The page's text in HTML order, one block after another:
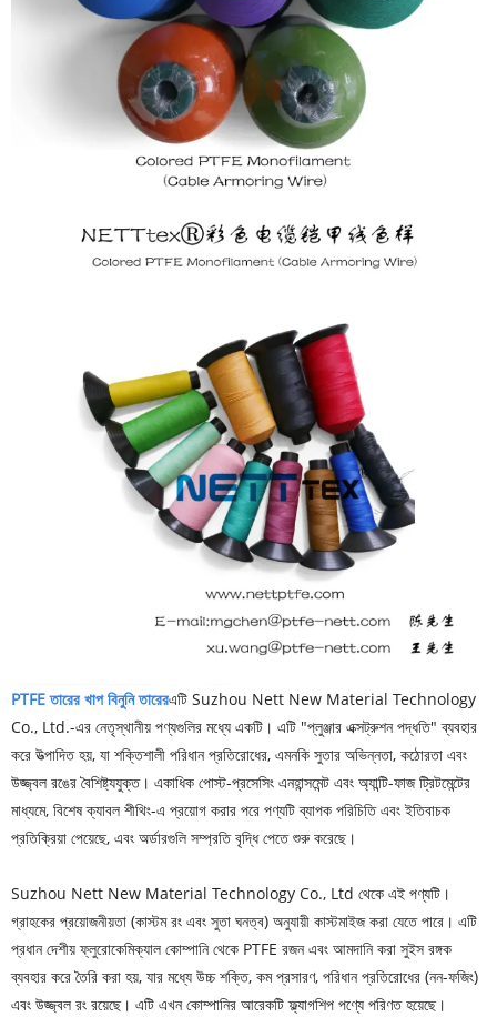
PTFE তারের খাপ বিনুনি তারেরএটি Suzhou Nett New Material Technology
Co., Ltd.-এর নেতৃস্থানীয় পণ্যগুলির মধ্যে একটি। এটি "প্লুঞ্জার এক্সট্রুশন পদ্ধতি" ব্যবহার
করে উত্পাদিত হয়, যা শক্তিশালী পরিধান প্রতিরোধের, এমনকি সুতার অভিন্নতা, কঠোরতা এবং
উজ্জ্বল রঙের বৈশিষ্ট্যযুক্ত। একাধিক পোস্ট-প্রসেসিং এনহান্সমেন্ট এবং অ্যান্টি-ফাজ ট্রিটমেন্টের
মাধ্যমে, বিশেষ ক্যাবল শীথিং-এ প্রয়োগ করার পরে পণ্যটি ব্যাপক পরিচিতি এবং ইতিবাচক
প্রতিক্রিয়া পেয়েছে, এবং অর্ডারগুলি সম্প্রতি বৃদ্ধি পেতে শুরু করেছে।
Suzhou Nett New Material Technology Co., Ltd থেকে এই পণ্যটি।
গ্রাহকের প্রয়োজনীয়তা (কাস্টম রং এবং সুতা ঘনত্ব) অনুযায়ী কাস্টমাইজ করা যেতে পারে। এটি
প্রধান দেশীয় ফ্লুরোকেমিক্যাল কোম্পানি থেকে PTFE রজন এবং আমদানি করা সুইস রঙ্গক
ব্যবহার করে তৈরি করা হয়, যার মধ্যে উচ্চ শক্তি, কম প্রসারণ, পরিধান প্রতিরোধের (নন-ফজিং)
এবং উজ্জ্বল রং রয়েছে। এটি এখন কোম্পানির আরেকটি ফ্ল্যাগশিপ পণ্যে পরিণত হয়েছে।